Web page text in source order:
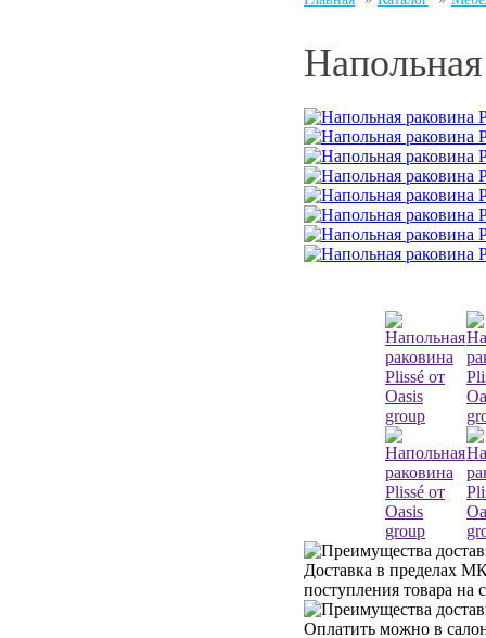
Доставка в пределах
поступления товара на
Оплатить можно в